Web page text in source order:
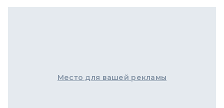
Место для вашей рекламы